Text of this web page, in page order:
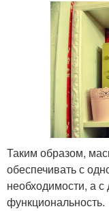
Таким образом,
обеспечивать с
необходимости, а
функциональность.